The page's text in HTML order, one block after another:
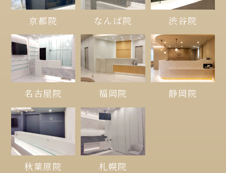
京都院 なんば院 渋谷院
名古屋院 福岡院 静岡院
秋葉原院 札幌院